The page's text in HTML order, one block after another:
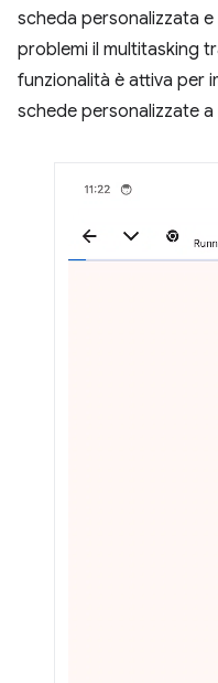
scheda personalizzata
problemi il multitasking
funzionalità è attiva per
schede personalizzate